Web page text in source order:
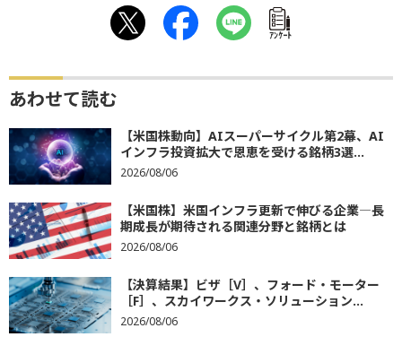
ｱﾝｹｰﾄ
あわせて読む
【米国株動向】AIスーパーサイクル第2幕、AI
インフラ投資拡大で恩恵を受ける銘柄3選...
2026/08/06
【米国株】米国インフラ更新で伸びる企業―長
期成長が期待される関連分野と銘柄とは
2026/08/06
【決算結果】ビザ［V］、フォード・モーター
［F］、スカイワークス・ソリューション...
2026/08/06